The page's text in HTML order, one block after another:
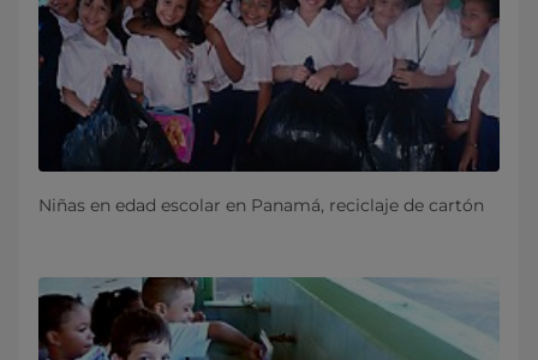
Niñas en edad escolar en Panamá, reciclaje de cartón